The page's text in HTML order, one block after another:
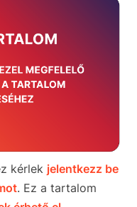
kérlek jelentkezz be
. Ez a tartalom